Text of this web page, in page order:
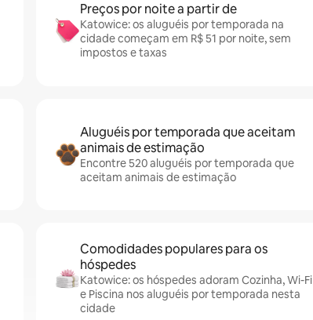
Preços por noite a partir de
Katowice: os aluguéis por temporada na
cidade começam em R$ 51 por noite, sem
impostos e taxas
Aluguéis por temporada que aceitam
animais de estimação
Encontre 520 aluguéis por temporada que
aceitam animais de estimação
Comodidades populares para os
hóspedes
Katowice: os hóspedes adoram Cozinha, Wi-Fi
e Piscina nos aluguéis por temporada nesta
cidade